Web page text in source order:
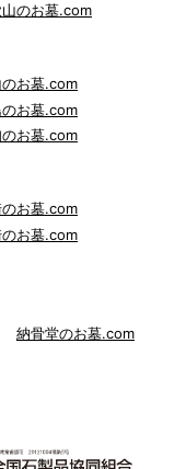
のお墓.com
のお墓.com
お墓.com
お墓.com
お墓.com
お墓.com
納骨堂のお墓.com